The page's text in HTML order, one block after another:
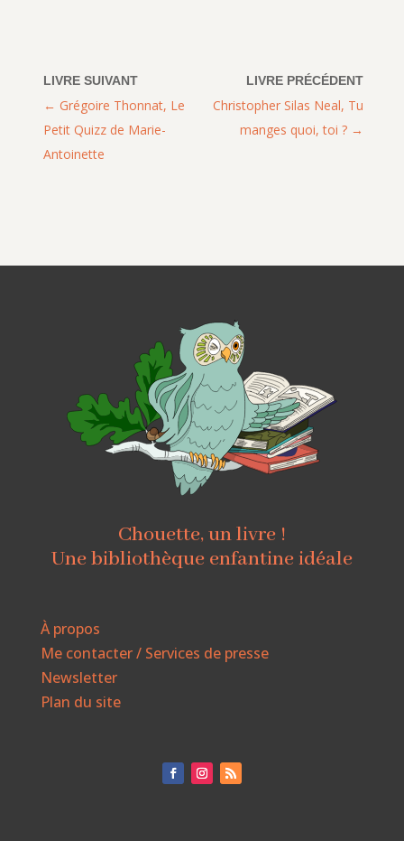
Christopher Silas Neal, Tu
manges quoi, toi ?
Grégoire Thonnat, Le
Petit Quizz de Marie-
Antoinette
Chouette, un livre !
Une bibliothèque enfantine idéale
À propos
Me contacter / Services de presse
Newsletter
Plan du site